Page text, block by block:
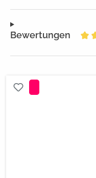
Bewertungen